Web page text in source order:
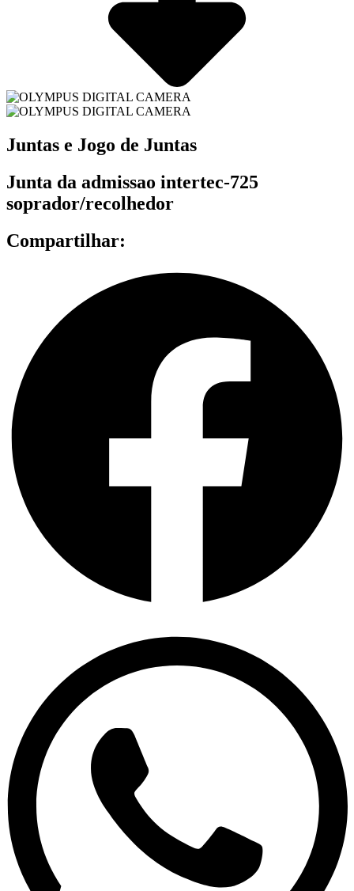
Juntas e Jogo de Juntas
Junta da admissao intertec-725
soprador/recolhedor
Compartilhar: